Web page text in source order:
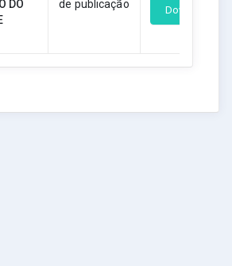
DO
de publicação
Download